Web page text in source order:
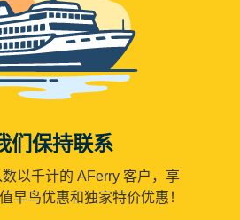
们保持联系
以千计的 AFerry 客户，享
早鸟优惠和独家特价优惠！